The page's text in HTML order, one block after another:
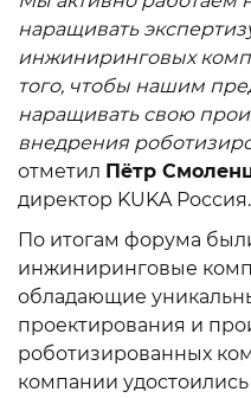
наращивать
инжиниринговых
того, чтобы нашим
наращивать свою
внедрения
отметил Пётр
директор KUKA Россия.
По итогам форума
инжиниринговые
обладающие
проектирования и
роботизированных
компании